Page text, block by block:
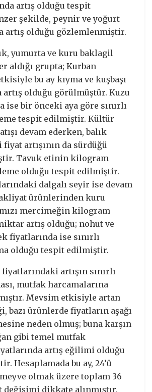
artış olduğu tespit
şekilde, peynir ve yoğurt
artış olduğu gözlemlenmiştir.
yumurta ve kuru baklagil
aldığı grupta; Kurban
bu ay kıyma ve kuşbaşı
artış olduğu görülmüştür. Kuzu
ise bir önceki aya göre sınırlı
tespit edilmiştir. Kültür
devam ederken, balık
artışının da sürdüğü
Tavuk etinin kilogram
olduğu tespit edilmiştir.
dalgalı seyir ise devam
ürünlerinden kuru
mercimeğin kilogram
artış olduğu; nohut ve
fiyatlarında ise sınırlı
olduğu tespit edilmiştir.
fiyatlarındaki artışın sınırlı
mutfak harcamalarına
Mevsim etkisiyle artan
bazı ürünlerde fiyatların aşağı
neden olmuş; buna karşın
gibi temel mutfak
artış eğilimi olduğu
Hesaplamada bu ay, 24’ü
meyve olmak üzere toplam 36
dikkate alınmıştır.